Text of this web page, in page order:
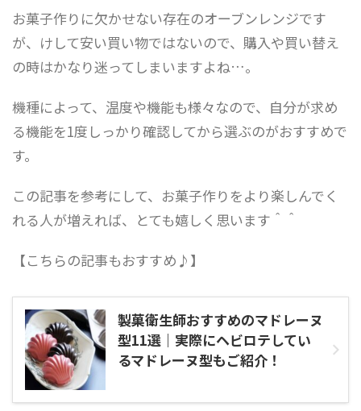
お菓子作りに欠かせない存在のオーブンレンジです
が、けして安い買い物ではないので、購入や買い替え
の時はかなり迷ってしまいますよね…。
機種によって、温度や機能も様々なので、自分が求め
る機能を1度しっかり確認してから選ぶのがおすすめで
す。
この記事を参考にして、お菓子作りをより楽しんでく
れる人が増えれば、とても嬉しく思います＾＾
【こちらの記事もおすすめ♪】
製菓衛生師おすすめのマドレーヌ
型11選｜実際にヘビロテしてい
るマドレーヌ型もご紹介！